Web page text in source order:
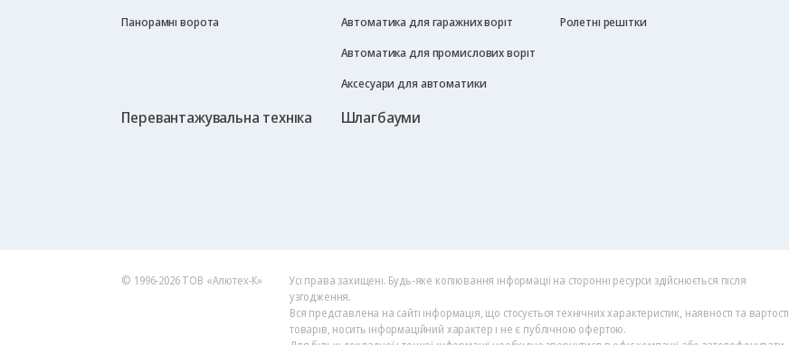
Панорамні ворота
Автоматика для гаражних воріт
Автоматика для промислових воріт
Аксесуари для автоматики
Ролетні решітки
Перевантажувальна техніка Шлагбауми
© 1996-2026 ТОВ «Алютех‑К»
Усі права захищені. Будь-яке копіювання інформації на сторонні ресурси здійснюється після
узгодження.
Вся представлена на сайті інформація, що стосується технічних характеристик, наявності та вартості
товарів, носить інформаційний характер і не є публічною офертою.